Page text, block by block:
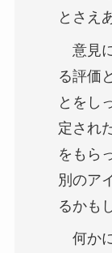
とさえ
意見
る評価
とをし
定され
をもら
別のア
るかも
何か